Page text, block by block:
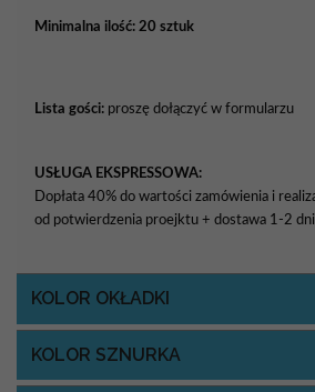
Minimalna ilość: 20 sztuk
Lista gości: proszę dołączyć w formularzu
USŁUGA EKSPRESSOWA:
Dopłata 40% do wartości zamówienia i
od potwierdzenia proejktu + dostawa 1-2
KOLOR OKŁADKI
KOLOR SZNURKA